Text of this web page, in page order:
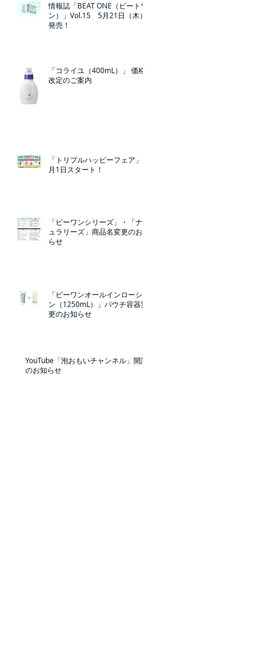
情報誌「BEAT ONE（ビートワ
ン）」Vol.15 5月21日（木）
発売！
「コライユ（400mL）」 価格
改定のご案内
「トリプルハッピーフェア」5
月1日スタート！
「ビーワンシリーズ」・「ナチ
ュラリーズ」商品名変更のお知
らせ
「ビーワンオールインローショ
ン（1250mL）」パウチ容器変
更のお知らせ
YouTube「泡おもいチャンネル」開設
のお知らせ